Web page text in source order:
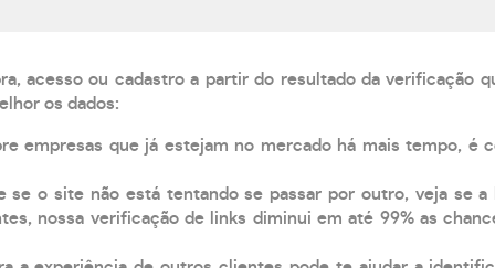
acesso ou cadastro a partir do resultado da verificação
os dados:
empresas que já estejam no mercado há mais tempo, é
se o site não está tentando se passar por outro, veja se a
nossa verificação de links diminui em até 99% as